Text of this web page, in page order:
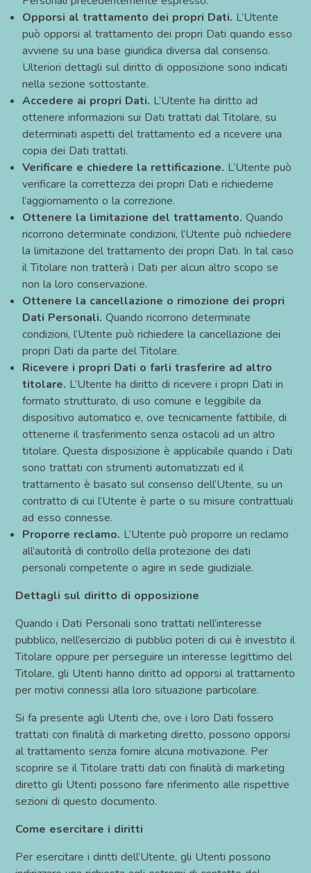
Opporsi al trattamento dei propri Dati. L’Utente
può opporsi al trattamento dei propri Dati quando esso
avviene su una base giuridica diversa dal consenso.
Ulteriori dettagli sul diritto di opposizione sono indicati
nella sezione sottostante.
Accedere ai propri Dati. L’Utente ha diritto ad
ottenere informazioni sui Dati trattati dal Titolare, su
determinati aspetti del trattamento ed a ricevere una
copia dei Dati trattati.
Verificare e chiedere la rettificazione. L’Utente può
verificare la correttezza dei propri Dati e richiederne
l’aggiornamento o la correzione.
Ottenere la limitazione del trattamento. Quando
ricorrono determinate condizioni, l’Utente può richiedere
la limitazione del trattamento dei propri Dati. In tal caso
il Titolare non tratterà i Dati per alcun altro scopo se
non la loro conservazione.
Ottenere la cancellazione o rimozione dei propri
Dati Personali. Quando ricorrono determinate
condizioni, l’Utente può richiedere la cancellazione dei
propri Dati da parte del Titolare.
Ricevere i propri Dati o farli trasferire ad altro
titolare. L’Utente ha diritto di ricevere i propri Dati in
formato strutturato, di uso comune e leggibile da
dispositivo automatico e, ove tecnicamente fattibile, di
ottenerne il trasferimento senza ostacoli ad un altro
titolare. Questa disposizione è applicabile quando i Dati
sono trattati con strumenti automatizzati ed il
trattamento è basato sul consenso dell’Utente, su un
contratto di cui l’Utente è parte o su misure contrattuali
ad esso connesse.
Proporre reclamo. L’Utente può proporre un reclamo
all’autorità di controllo della protezione dei dati
personali competente o agire in sede giudiziale.
Dettagli sul diritto di opposizione
Quando i Dati Personali sono trattati nell’interesse
pubblico, nell’esercizio di pubblici poteri di cui è investito il
Titolare oppure per perseguire un interesse legittimo del
Titolare, gli Utenti hanno diritto ad opporsi al trattamento
per motivi connessi alla loro situazione particolare.
Si fa presente agli Utenti che, ove i loro Dati fossero
trattati con finalità di marketing diretto, possono opporsi
al trattamento senza fornire alcuna motivazione. Per
scoprire se il Titolare tratti dati con finalità di marketing
diretto gli Utenti possono fare riferimento alle rispettive
sezioni di questo documento.
Come esercitare i diritti
Per esercitare i diritti dell’Utente, gli Utenti possono